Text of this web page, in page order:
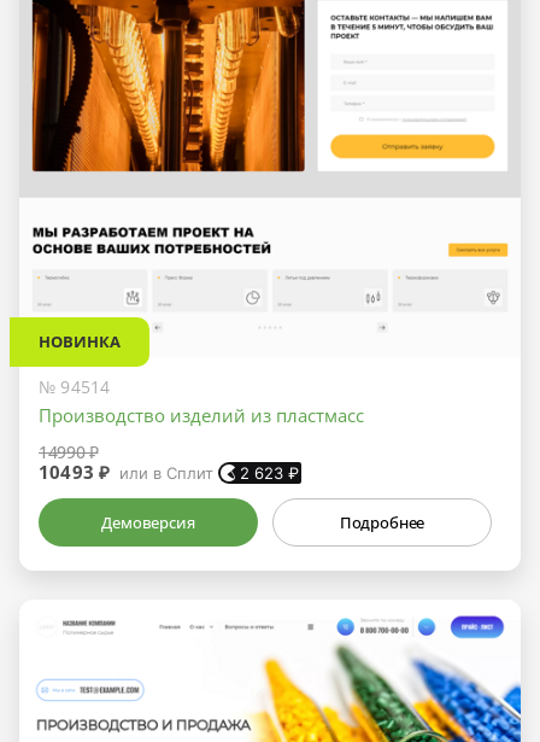
НОВИНКА
№ 94514
Производство изделий из пластмасс
14990 ₽
10493 ₽ или в Сплит 2 623 ₽
Демоверсия Подробнее